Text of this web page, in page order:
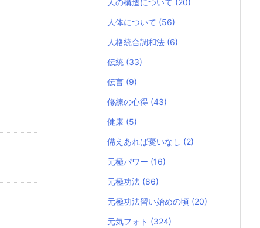
人の構造について (20)
人体について (56)
人格統合調和法 (6)
伝統 (33)
伝言 (9)
修練の心得 (43)
健康 (5)
備えあれば憂いなし (2)
元極パワー (16)
元極功法 (86)
元極功法習い始めの頃 (20)
元気フォト (324)